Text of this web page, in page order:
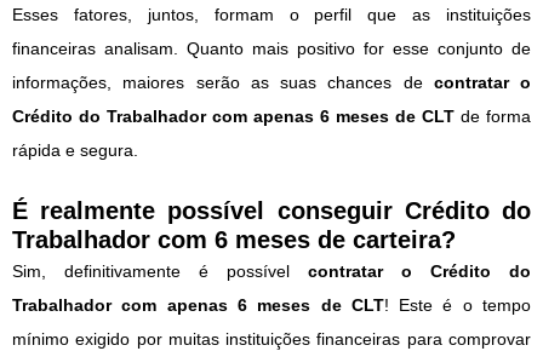
Esses fatores, juntos, formam o perfil que as instituições
financeiras analisam. Quanto mais positivo for esse conjunto de
informações, maiores serão as suas chances de contratar o
Crédito do Trabalhador com apenas 6 meses de CLT de forma
rápida e segura.
É realmente possível conseguir Crédito do
Trabalhador com 6 meses de carteira?
Sim, definitivamente é possível contratar o Crédito do
Trabalhador com apenas 6 meses de CLT! Este é o tempo
mínimo exigido por muitas instituições financeiras para comprovar